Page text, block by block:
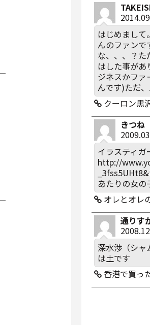
はじめまして
んのファンで
な、、、？た
はした事があ
ジネスかファ
んです)ただ
クーロン黒
きつね
イラスティガ
http://
あたりの女の
オレとオレ
通りす
深水渉（シャ
は土です
香港で買っ